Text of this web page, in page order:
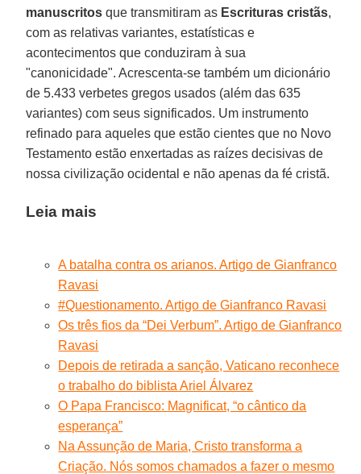
manuscritos que transmitiram as Escrituras cristãs,
com as relativas variantes, estatísticas e
acontecimentos que conduziram à sua
"canonicidade". Acrescenta-se também um dicionário
de 5.433 verbetes gregos usados (além das 635
variantes) com seus significados. Um instrumento
refinado para aqueles que estão cientes que no Novo
Testamento estão enxertadas as raízes decisivas de
nossa civilização ocidental e não apenas da fé cristã.
Leia mais
A batalha contra os arianos. Artigo de Gianfranco
Ravasi
#Questionamento. Artigo de Gianfranco Ravasi
Os três fios da “Dei Verbum”. Artigo de Gianfranco
Ravasi
Depois de retirada a sanção, Vaticano reconhece
o trabalho do biblista Ariel Álvarez
O Papa Francisco: Magnificat, “o cântico da
esperança”
Na Assunção de Maria, Cristo transforma a
Criação. Nós somos chamados a fazer o mesmo